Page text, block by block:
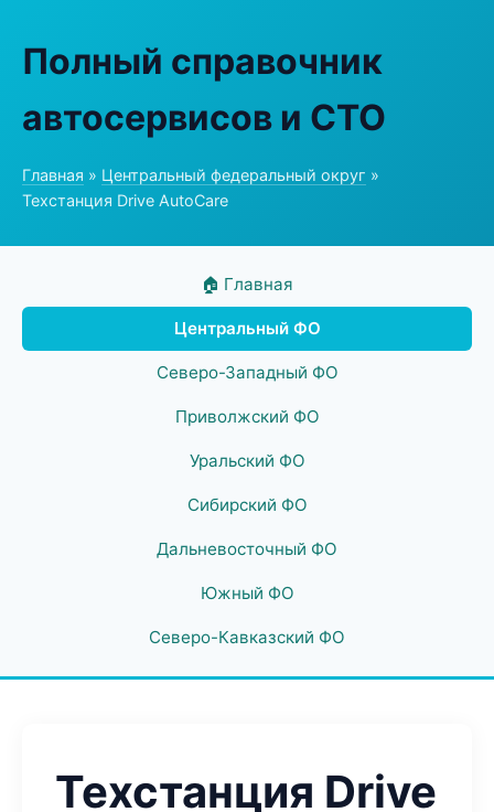
Полный справочник
автосервисов и СТО
Главная » Центральный федеральный округ »
Техстанция Drive AutoCare
🏠 Главная
Центральный ФО
Северо-Западный ФО
Приволжский ФО
Уральский ФО
Сибирский ФО
Дальневосточный ФО
Южный ФО
Северо-Кавказский ФО
Техстанция Drive